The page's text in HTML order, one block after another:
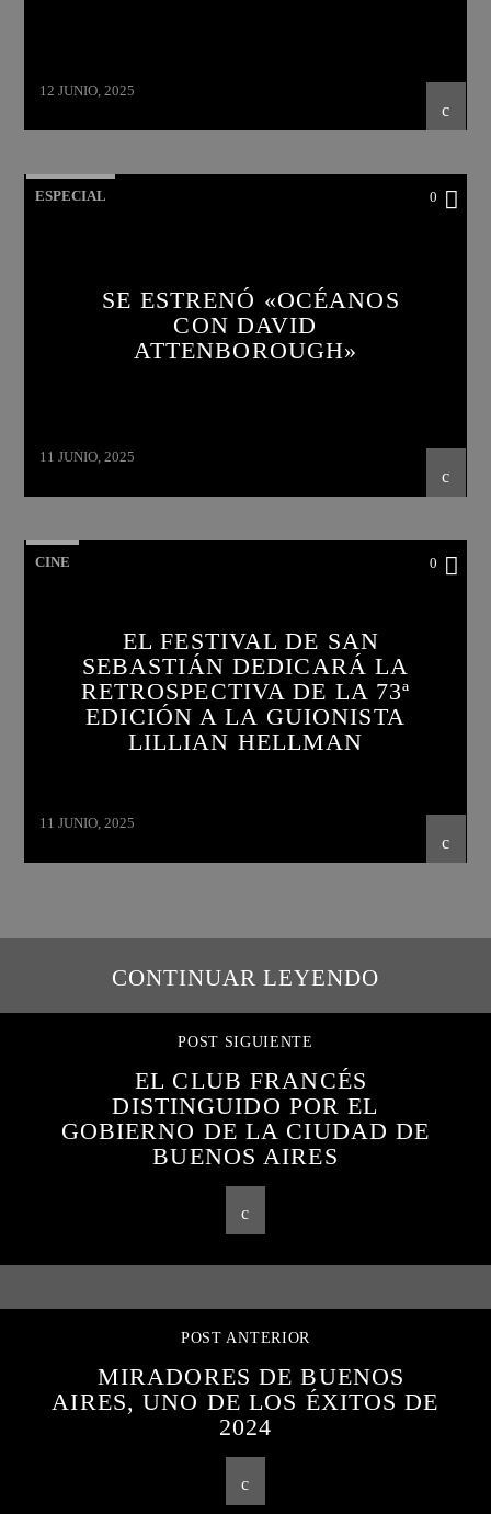
12 JUNIO, 2025
ESPECIAL 0
SE ESTRENÓ «OCÉANOS
CON DAVID
ATTENBOROUGH»
11 JUNIO, 2025
CINE 0
EL FESTIVAL DE SAN
SEBASTIÁN DEDICARÁ LA
RETROSPECTIVA DE LA 73ª
EDICIÓN A LA GUIONISTA
LILLIAN HELLMAN
11 JUNIO, 2025
CONTINUAR LEYENDO
POST SIGUIENTE
EL CLUB FRANCÉS
DISTINGUIDO POR EL
GOBIERNO DE LA CIUDAD DE
BUENOS AIRES
POST ANTERIOR
MIRADORES DE BUENOS
AIRES, UNO DE LOS ÉXITOS DE
2024